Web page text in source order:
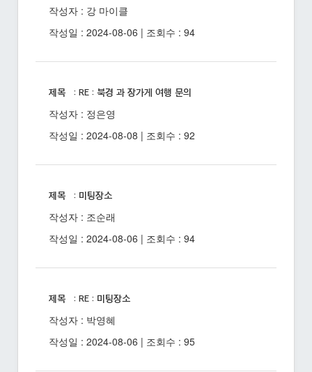
작성자 : 강 마이클
작성일 : 2024-08-06 | 조회수 : 94
제목 : RE : 북경 과 장가게 여행 문의
작성자 : 정은영
작성일 : 2024-08-08 | 조회수 : 92
제목 : 미팅장소
작성자 : 조순래
작성일 : 2024-08-06 | 조회수 : 94
제목 : RE : 미팅장소
작성자 : 박영혜
작성일 : 2024-08-06 | 조회수 : 95